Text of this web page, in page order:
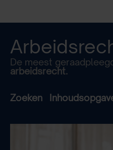
De meest
arbeidsrecht.
Zoeken